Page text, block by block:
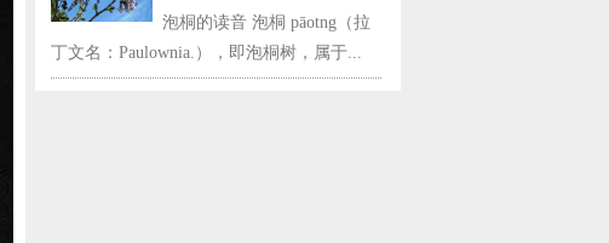
泡桐的读音 泡桐 pāotng（拉
丁文名：Paulownia.），即泡桐树，属于...